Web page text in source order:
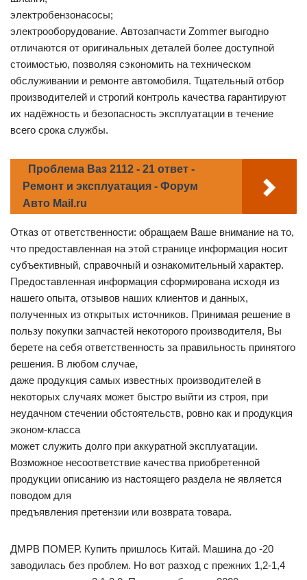
электробензонасосы;
электрооборудование. Автозапчасти Zommer выгодно
отличаются от оригинальных деталей более доступной
стоимостью, позволяя сэкономить на техническом
обслуживании и ремонте автомобиля. Тщательный отбор
производителей и строгий контроль качества гарантируют
их надёжность и безопасность эксплуатации в течение
всего срока службы.
Проблема Ваз 2112 - 21 ответ -
Ремонт и эксплуатация - Форум
Авто Mail.ru
Отказ от ответственности: обращаем Ваше внимание на то,
что предоставленная на этой странице информация носит
субъективный, справочный и ознакомительный характер.
Предоставленная информация сформирована исходя из
нашего опыта, отзывов наших клиентов и данных,
полученных из открытых источников. Принимая решение в
пользу покупки запчастей некоторого производителя, Вы
берете на себя ответственность за правильность принятого
решения. В любом случае,
даже продукция самых известных производителей в
некоторых случаях может быстро выйти из строя, при
неудачном стечении обстоятельств, ровно как и продукция
эконом-класса
может служить долго при аккуратной эксплуатации.
Возможное несоответствие качества приобретенной
продукции описанию из настоящего раздела не является
поводом для
предъявления претензии или возврата товара.
ДМРВ ПОМЕР. Купить пришлось Китай. Машина до -20
заводилась без проблем. Но вот разход с прежних 1,2-1,4